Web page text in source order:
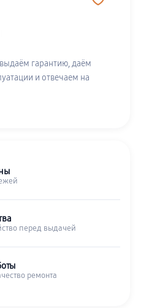
гарантию, даём
и отвечаем на
перед выдачей
ремонта